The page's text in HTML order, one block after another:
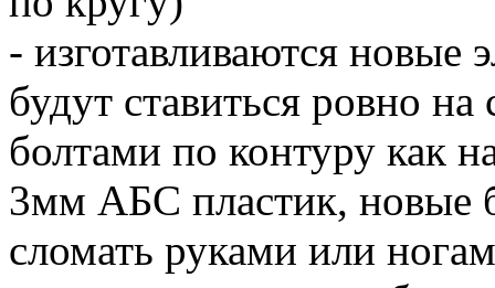
- изготавливаются
будут ставиться ровно
болтами по контуру как
3мм АБС пластик, новые
сломать руками или